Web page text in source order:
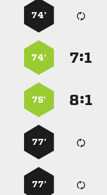
74’
:
74’
:
75’
77’
77’